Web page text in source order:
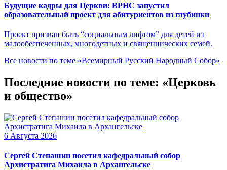
Будущие кадры для Церкви: ВРНС запустил
образовательный проект для абитуриентов из глубинки
Проект призван быть “социальным лифтом” для детей из
малообеспеченных, многодетных и священнических семей.
Все новости по теме «Всемирный Русский Народный Собор»
Последние новости по теме: «Церковь
и общество»
6 Августа 2026
Сергей Степашин посетил кафедральный собор
Архистратига Михаила в Архангельске